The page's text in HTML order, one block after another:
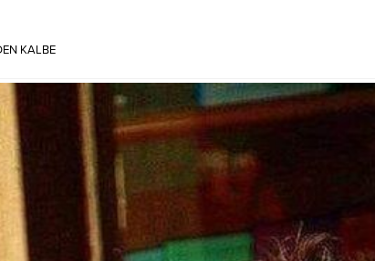
KALBE